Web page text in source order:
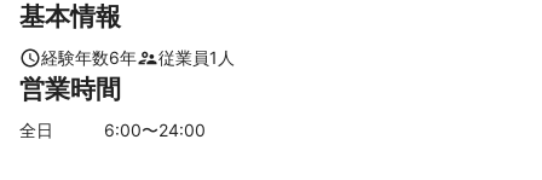
アピールポイント
お客様に喜んで頂けるサービスを心掛けております。
基本情報
経験年数6年 従業員1 人
営業時間
全日 6:00〜24:00